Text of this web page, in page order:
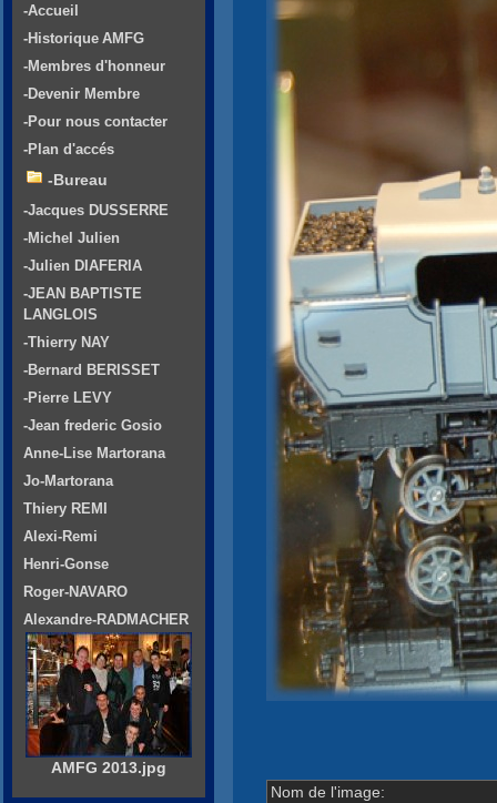
Nom de l'image:
-Accueil
-Historique AMFG
-Membres d'honneur
-Devenir Membre
-Pour nous contacter
-Plan d'accés
-Bureau
-Jacques DUSSERRE
-Michel Julien
-Julien DIAFERIA
-JEAN BAPTISTE
LANGLOIS
-Thierry NAY
-Bernard BERISSET
-Pierre LEVY
-Jean frederic Gosio
Anne-Lise Martorana
Jo-Martorana
Thiery REMI
Alexi-Remi
Henri-Gonse
Roger-NAVARO
Alexandre-RADMACHER
AMFG 2013.jpg